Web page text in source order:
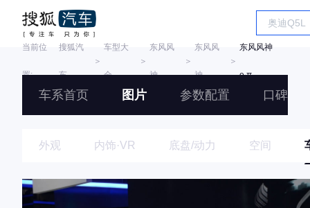
当前位
置:
搜狐汽
车
＞
车型大
全
＞
东风风
神
＞
东风风
神
＞
东风风神
e.π
车系首页 图片 参数配置 口碑
外观 内饰·VR 底盘/动力 空间